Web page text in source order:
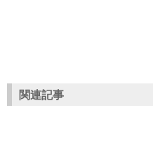
関連記事